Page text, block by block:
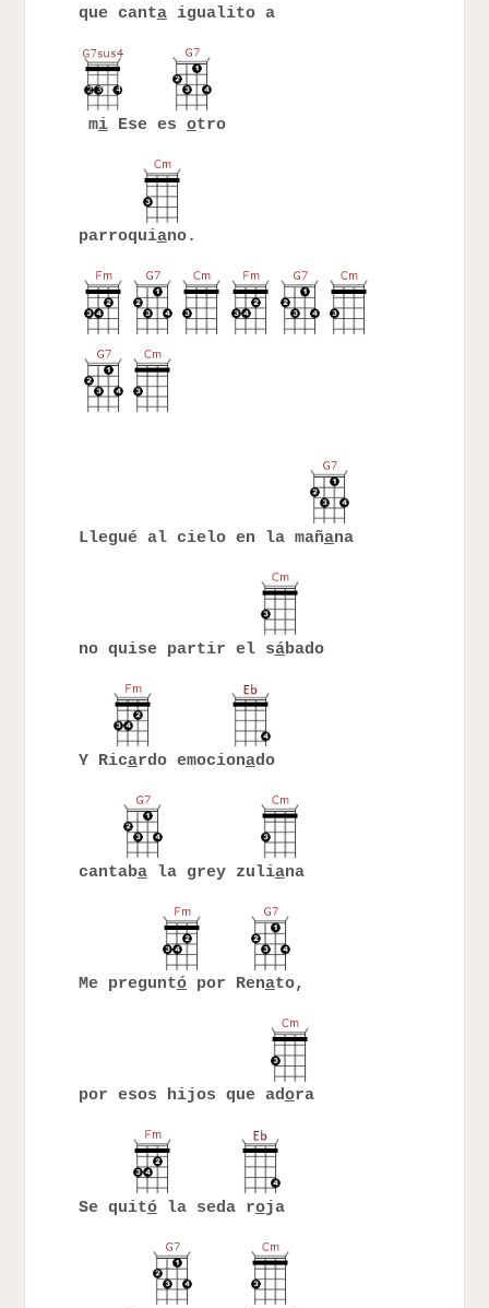
que cantaigualito a
miEse es otro
parroquiano.
Llegué al cielo en la mañana
no quise partir el sábado
Y Ricardo emocionado
cantabala grey zuliana
Me preguntópor Renato,
por esos hijos que adora
Se quitóla seda roja